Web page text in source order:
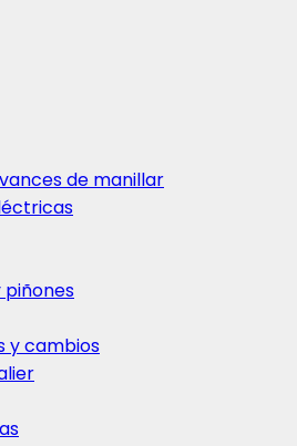
de manillar
piñones
y cambios